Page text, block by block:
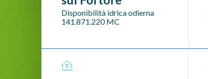
Disponibilità idrica odierna
141.871.220MC